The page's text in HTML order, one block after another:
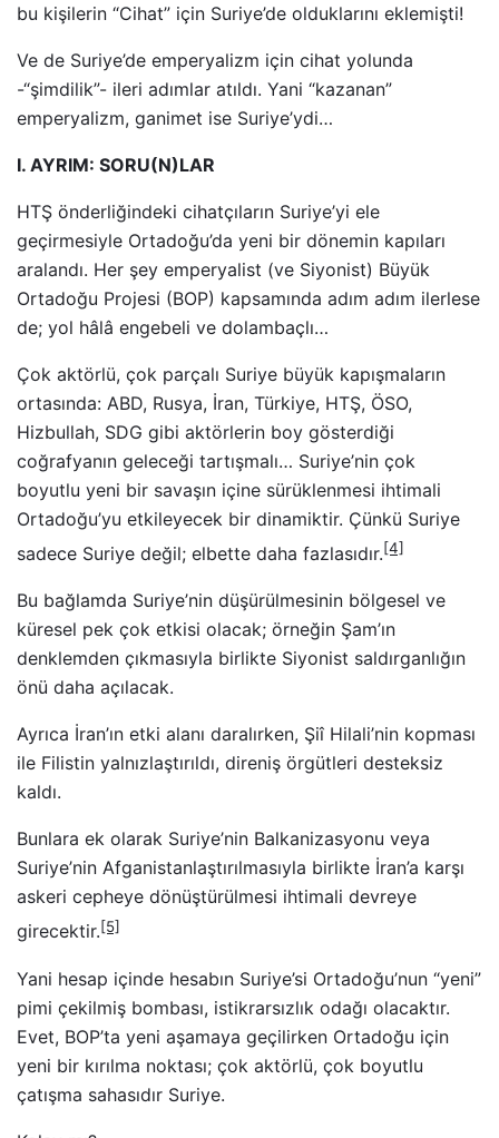
bu kişilerin “Cihat” için Suriye’de olduklarını eklemişti!
Ve de Suriye’de emperyalizm için cihat yolunda
-“şimdilik”- ileri adımlar atıldı. Yani “kazanan”
emperyalizm, ganimet ise Suriye’ydi…
I. AYRIM: SORU(N)LAR
HTŞ önderliğindeki cihatçıların Suriye’yi ele
geçirmesiyle Ortadoğu’da yeni bir dönemin kapıları
aralandı. Her şey emperyalist (ve Siyonist) Büyük
Ortadoğu Projesi (BOP) kapsamında adım adım ilerlese
de; yol hâlâ engebeli ve dolambaçlı…
Çok aktörlü, çok parçalı Suriye büyük kapışmaların
ortasında: ABD, Rusya, İran, Türkiye, HTŞ, ÖSO,
Hizbullah, SDG gibi aktörlerin boy gösterdiği
coğrafyanın geleceği tartışmalı… Suriye’nin çok
boyutlu yeni bir savaşın içine sürüklenmesi ihtimali
Ortadoğu’yu etkileyecek bir dinamiktir. Çünkü Suriye
sadece Suriye değil; elbette daha fazlasıdır.[4]
Bu bağlamda Suriye’nin düşürülmesinin bölgesel ve
küresel pek çok etkisi olacak; örneğin Şam’ın
denklemden çıkmasıyla birlikte Siyonist saldırganlığın
önü daha açılacak.
Ayrıca İran’ın etki alanı daralırken, Şiî Hilali’nin kopması
ile Filistin yalnızlaştırıldı, direniş örgütleri desteksiz
kaldı.
Bunlara ek olarak Suriye’nin Balkanizasyonu veya
Suriye’nin Afganistanlaştırılmasıyla birlikte İran’a karşı
askeri cepheye dönüştürülmesi ihtimali devreye
girecektir.[5]
Yani hesap içinde hesabın Suriye’si Ortadoğu’nun “yeni”
pimi çekilmiş bombası, istikrarsızlık odağı olacaktır.
Evet, BOP’ta yeni aşamaya geçilirken Ortadoğu için
yeni bir kırılma noktası; çok aktörlü, çok boyutlu
çatışma sahasıdır Suriye.